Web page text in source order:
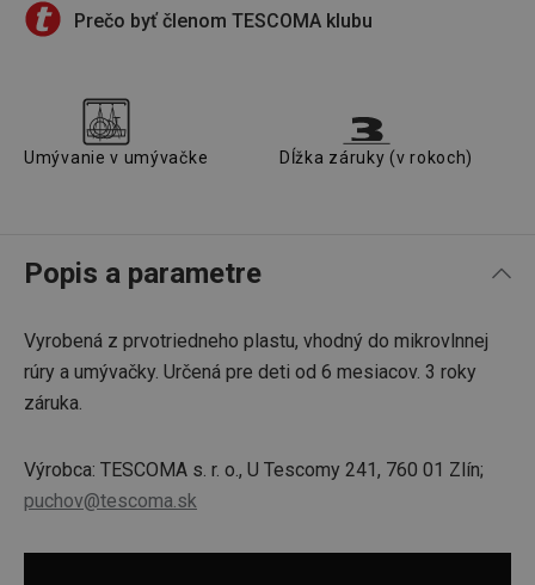
Prečo byť členom TESCOMA klubu
Umývanie v umývačke Dĺžka záruky (v rokoch)
Popis a parametre
Vyrobená z prvotriedneho plastu, vhodný do mikrovlnnej
rúry a umývačky. Určená pre deti od 6 mesiacov. 3 roky
záruka.
Výrobca: TESCOMA s. r. o., U Tescomy 241, 760 01 Zlín;
puchov@tescoma.sk